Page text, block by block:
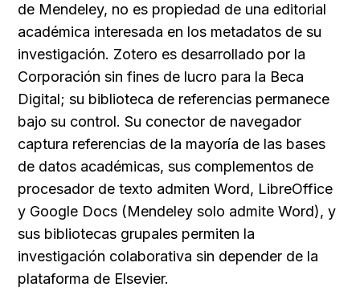
de Mendeley, no es propiedad de una editorial
académica interesada en los metadatos de su
investigación. Zotero es desarrollado por la
Corporación sin fines de lucro para la Beca
Digital; su biblioteca de referencias permanece
bajo su control. Su conector de navegador
captura referencias de la mayoría de las bases
de datos académicas, sus complementos de
procesador de texto admiten Word, LibreOffice
y Google Docs (Mendeley solo admite Word), y
sus bibliotecas grupales permiten la
investigación colaborativa sin depender de la
plataforma de Elsevier.